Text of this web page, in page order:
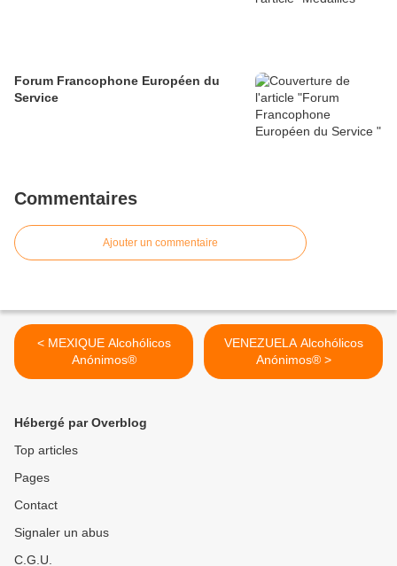
Forum Francophone Européen du
Service
Commentaires
Ajouter un commentaire
< MEXIQUE Alcohólicos
Anónimos®
VENEZUELA Alcohólicos
Anónimos® >
Hébergé par Overblog
Top articles
Pages
Contact
Signaler un abus
C.G.U.